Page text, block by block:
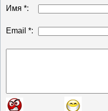
Имя *:
Email *: